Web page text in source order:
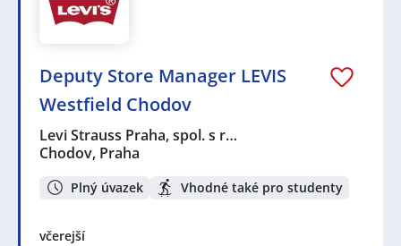
Deputy Store Manager LEVIS
Westfield Chodov
Levi Strauss Praha, spol. s r…
Chodov, Praha
Plný úvazek Vhodné také pro studenty
včerejší